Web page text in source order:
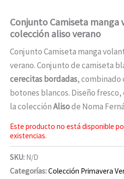
Conjunto Camiseta
colección aliso verano
Conjunto Camiseta manga
verano. Conjunto de camiseta
cerecitas bordadas, combinado
botones blancos. Diseño
la colecciónAlisode Noma
Este producto no está disponible
existencias.
SKU: N/D
Categorías:Colección Primavera